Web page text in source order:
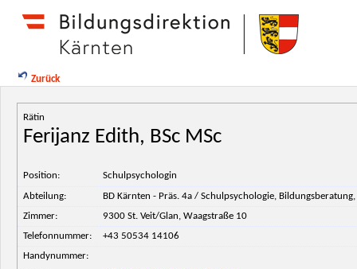
Zurück
Rätin
Ferijanz Edith, BSc MSc
Position:
Schulpsychologin
Abteilung:
BD Kärnten - Präs. 4a / Schulpsychologie,
Zimmer:
9300 St. Veit/Glan, Waagstraße 10
Telefonnummer:
+43 50534 14106
Handynummer: